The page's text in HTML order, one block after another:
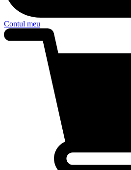
Contul meu